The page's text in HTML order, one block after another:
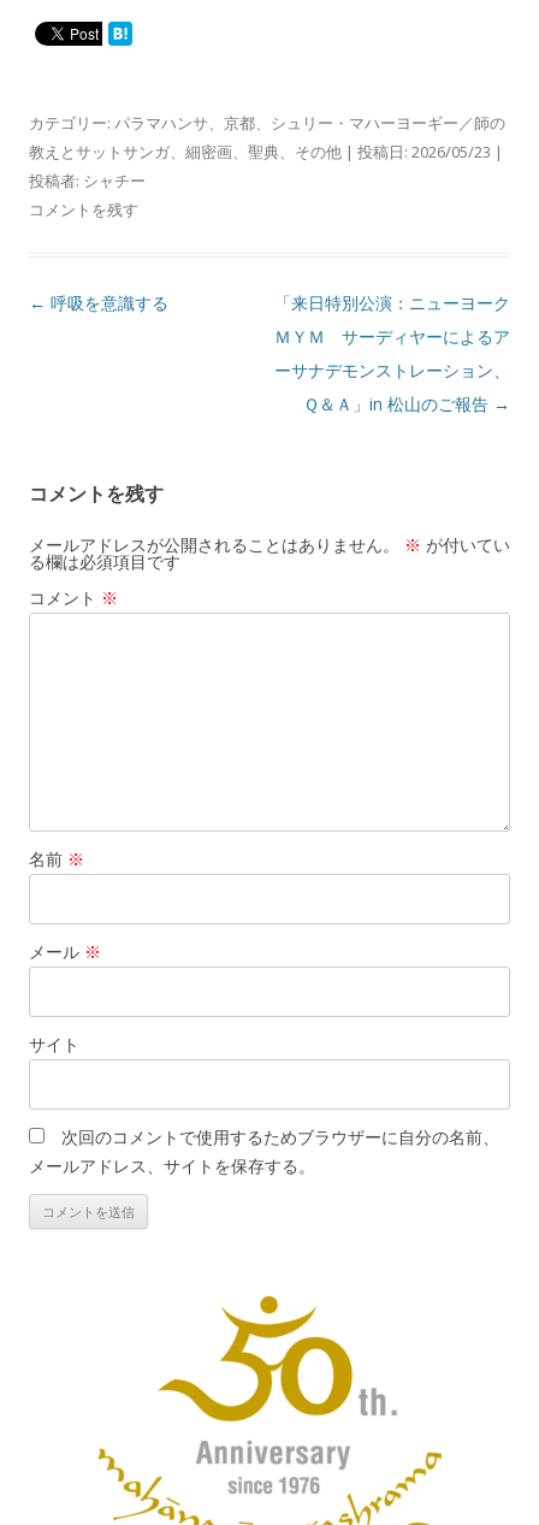
カテゴリー: パラマハンサ 京都
シュリー・マハーヨーギー／師の
教えとサットサンガ
細密画 聖典 その他 | 投稿日: 2026/05/23 |
投稿者: シャチー
コメントを残す
投
シ
ョ
ン
← 呼吸を意識する
「来日特別公演：ニューヨーク
ＭＹＭ サーディヤーによるア
ーサナデモンストレーション、
Ｑ＆Ａ」in 松山のご報告 →
コメントを残す
メールアドレスが公開されることはありません。 ※ が付いてい
る欄は必須項目です
コメント ※
名前 ※
メール ※
サイト
次回のコメントで使用するためブラウザーに自分の名前、
メールアドレス、サイトを保存する。